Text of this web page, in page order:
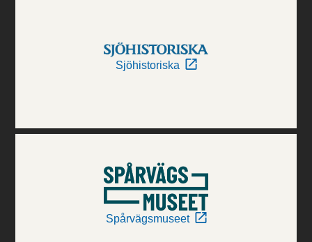
Sjöhistoriska
Spårvägsmuseet